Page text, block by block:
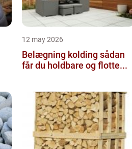
12 may 2026
Belægning kolding sådan
får du holdbare og flotte...